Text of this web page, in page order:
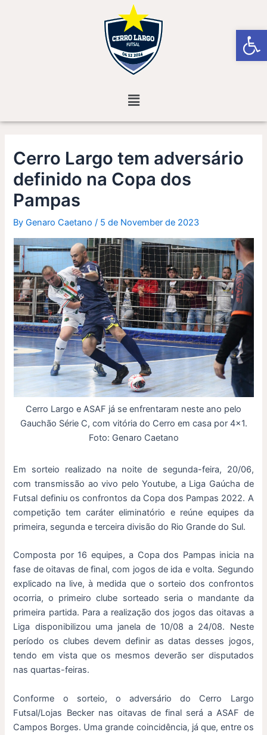
Menu
Cerro Largo tem adversário
definido na Copa dos
Pampas
ByGenaro Caetano/ 5 de November de 2023
Cerro Largo e ASAF já se enfrentaram neste ano pelo
Gauchão Série C, com vitória do Cerro em casa por 4×1.
Foto: Genaro Caetano
Em sorteio realizado na noite de segunda-feira, 20/06,
com transmissão ao vivo pelo Youtube, a Liga Gaúcha de
Futsal definiu os confrontos da Copa dos Pampas 2022. A
competição tem caráter eliminatório e reúne equipes da
primeira, segunda e terceira divisão do Rio Grande do Sul.
Composta por 16 equipes, a Copa dos Pampas inicia na
fase de oitavas de final, com jogos de ida e volta. Segundo
explicado na live, à medida que o sorteio dos confrontos
ocorria, o primeiro clube sorteado seria o mandante da
primeira partida. Para a realização dos jogos das oitavas a
Liga disponibilizou uma janela de 10/08 a 24/08. Neste
período os clubes devem definir as datas desses jogos,
tendo em vista que os mesmos deverão ser disputados
nas quartas-feiras.
Conforme o sorteio, o adversário do Cerro Largo
Futsal/Lojas Becker nas oitavas de final será a ASAF de
Campos Borges. Uma grande coincidência, já que, entre os